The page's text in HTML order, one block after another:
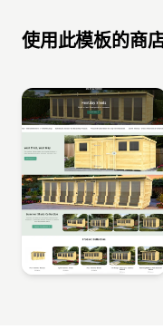
使用此模板的商